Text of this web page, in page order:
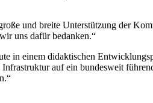
und breite Unterstützung der
uns dafür bedanken.“
in einem didaktischen
auf ein bundesweit